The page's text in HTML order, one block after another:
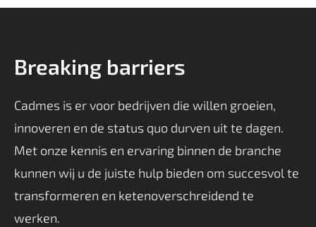
Breaking barriers
Cadmes is er voor bedrijven die willen groeien,
innoveren en de status quo durven uit te dagen.
Met onze kennis en ervaring binnen de branche
kunnen wij u de juiste hulp bieden om succesvol te
transformeren en ketenoverschreidend te
werken.